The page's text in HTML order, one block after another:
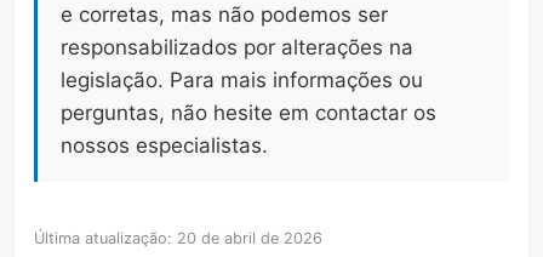
e corretas, mas não podemos ser
responsabilizados por alterações na
legislação. Para mais informações ou
perguntas, não hesite em contactar os
nossos especialistas.
Última atualização: 20 de abril de 2026